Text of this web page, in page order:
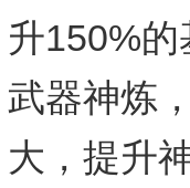
升150%
武器神炼
大，提升